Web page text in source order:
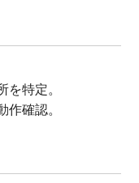
を特定。
作確認。